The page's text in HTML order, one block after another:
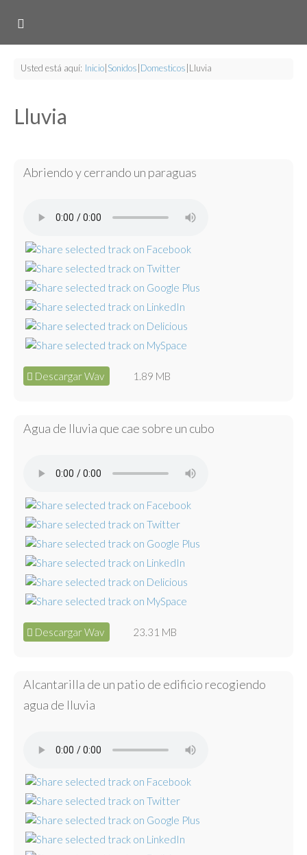
Usted está aquí: Inicio Sonidos Domesticos Lluvia
Lluvia
Abriendo y cerrando un paraguas
Descargar Wav 1.89 MB
Agua de lluvia que cae sobre un cubo
Descargar Wav 23.31 MB
Alcantarilla de un patio de edificio recogiendo
agua de lluvia